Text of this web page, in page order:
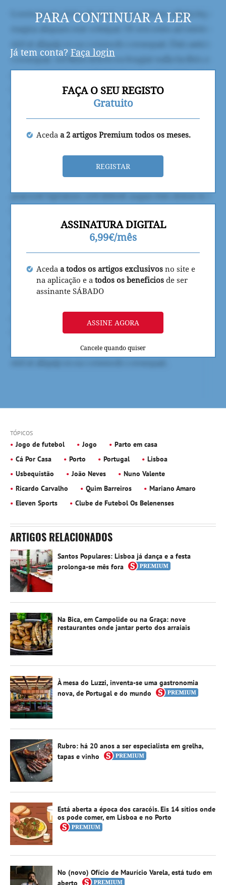
PARA CONTINUAR A LER
Já tem conta? Faça login
FAÇA O SEU REGISTO
Gratuito
Aceda a 2 artigos Premium todos os meses.
REGISTAR
ASSINATURA DIGITAL
6,99€/mês
Aceda a todos os artigos exclusivos no site e
na aplicação e a todos os beneficios de ser
assinante SÁBADO
ASSINE AGORA
Cancele quando quiser
TÓPICOS
Jogo de futebol Jogo
Parto em casa
Cá Por Casa
Porto Portugal
Lisboa
Usbequistão
João Neves
Nuno Valente
Ricardo Carvalho
Quim Barreiros
Mariano Amaro
Eleven Sports
Clube de Futebol Os Belenenses
ARTIGOS RELACIONADOS
Santos Populares: Lisboa já dança e a festa
prolonga-se mês fora
Na Bica, em Campolide ou na Graça: nove
restaurantes onde jantar perto dos arraiais
À mesa do Luzzi, inventa-se uma gastronomia
nova, de Portugal e do mundo
Rubro: há 20 anos a ser especialista em grelha,
tapas e vinho
Está aberta a época dos caracóis. Eis 14 sítios onde
os pode comer, em Lisboa e no Porto
No (novo) Ofício de Maurício Varela, está tudo em
aberto